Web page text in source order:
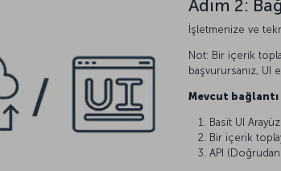
Adım 2:
İşletmenize ve
Not: Bir içerik
başvurursanız, UI
Mevcut
Basit UI
Bir içerik
API (Doğrudan